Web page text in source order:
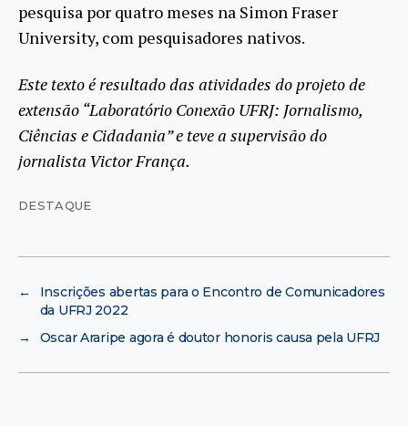
pesquisa por quatro meses na Simon Fraser
University, com pesquisadores nativos.
Este texto é resultado das atividades do projeto de
extensão “Laboratório Conexão UFRJ: Jornalismo,
Ciências e Cidadania” e teve a supervisão do
jornalista Victor França.
DESTAQUE
←
Inscrições abertas para o Encontro de Comunicadores
da UFRJ 2022
→
Oscar Araripe agora é doutor honoris causa pela UFRJ